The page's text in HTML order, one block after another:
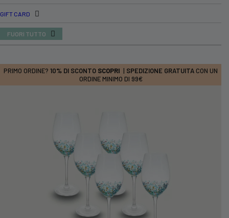
GIFT CARD
FUORI TUTTO
PRIMO ORDINE? 10% DI SCONTO SCOPRI | SPEDIZIONE GRATUITA CON UN
ORDINE MINIMO DI 99€